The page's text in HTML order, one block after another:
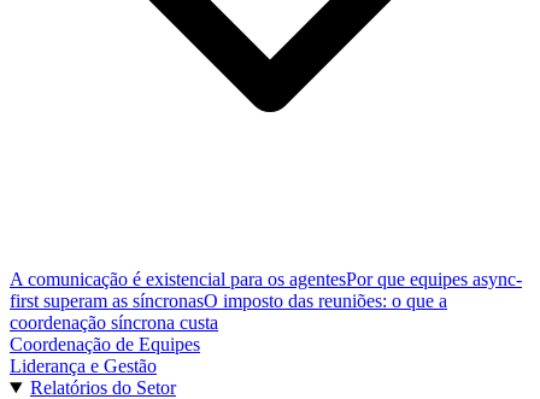
A comunicação é existencial para os agentesPor que equipes async-
first superam as síncronasO imposto das reuniões: o que a
coordenação síncrona custa
Coordenação de Equipes
Liderança e Gestão
Relatórios do Setor